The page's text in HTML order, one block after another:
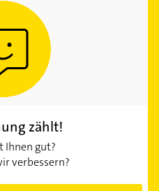
zählt!
Ihnen gut?
verbessern?